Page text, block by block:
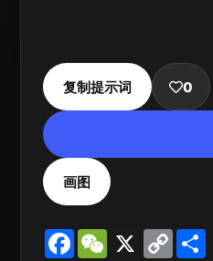
复制提示词 0
画图
FacebookWeChat
X
Copy
Link